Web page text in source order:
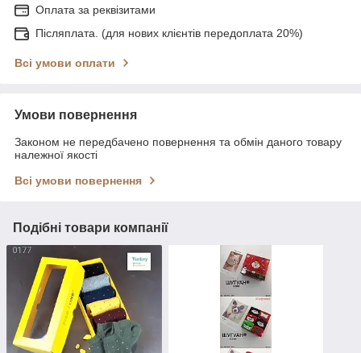
Оплата за реквізитами
Післяплата. (для нових клієнтів передоплата 20%)
Всі умови оплати
Умови повернення
Законом не передбачено повернення та обмін даного товару
належної якості
Всі умови повернення
Подібні товари компанії